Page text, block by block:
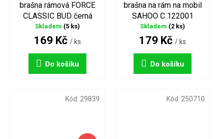
brašna rámová FORCE
CLASSIC BUD černá
Skladem (5 ks)
169 Kč / ks
Do košíku
brašna na rám na mobil
SAHOO C 122001
Skladem (2 ks)
179 Kč / ks
Do košíku
Kód: 29839 Kód: 250710